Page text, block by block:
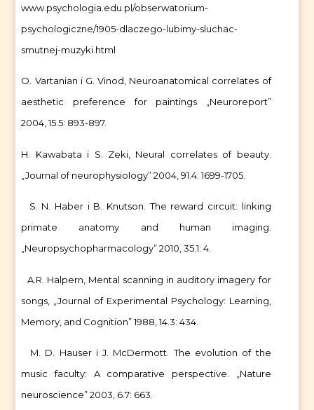
www.psychologia.edu.pl/obserwatorium-
psychologiczne/1905-dlaczego-lubimy-sluchac-
smutnej-muzyki.html
O. Vartanian i G. Vinod, Neuroanatomical correlates of
aesthetic preference for paintings „Neuroreport”
2004, 15.5: 893-897.
H. Kawabata i S. Zeki, Neural correlates of beauty.
„Journal of neurophysiology” 2004, 91.4: 1699-1705.
S. N. Haber i B. Knutson. The reward circuit: linking
primate anatomy and human imaging.
„Neuropsychopharmacology” 2010, 35.1: 4.
A.R. Halpern, Mental scanning in auditory imagery for
songs, „Journal of Experimental Psychology: Learning,
Memory, and Cognition” 1988, 14.3: 434.
M. D. Hauser i J. McDermott. The evolution of the
music faculty: A comparative perspective. „Nature
neuroscience” 2003, 6.7: 663.